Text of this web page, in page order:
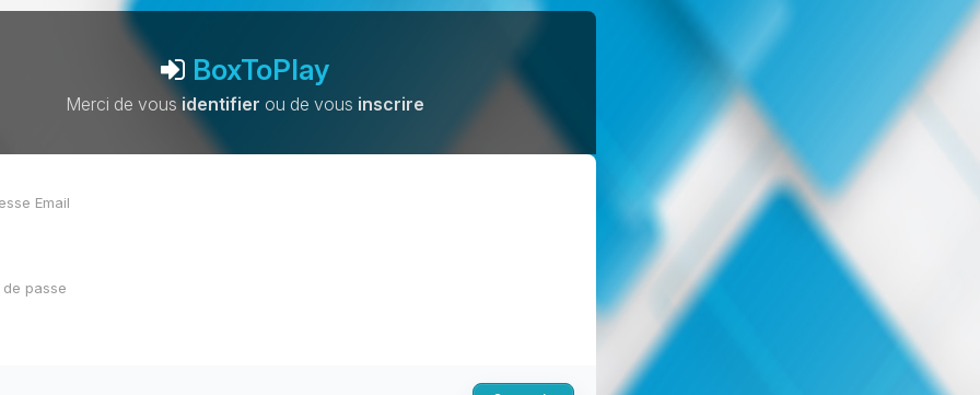
BoxToPlay
Merci de vousidentifier ou de vous inscrire